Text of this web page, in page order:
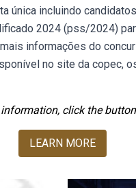
única incluindo
2024 (pss/2024)
informações do
no site da copec,
click the
LEARN MORE